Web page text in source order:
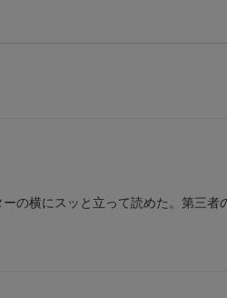
の横にスッと立って読めた。第三